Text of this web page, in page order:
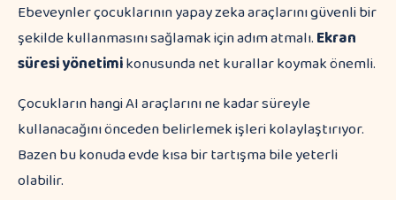
Ebeveynler çocuklarının yapay zeka araçlarını güvenli bir
şekilde kullanmasını sağlamak için adım atmalı.Ekran
süresi yönetimikonusunda net kurallar koymak önemli.
Çocukların hangi AI araçlarını ne kadar süreyle
kullanacağını önceden belirlemek işleri kolaylaştırıyor.
Bazen bu konuda evde kısa bir tartışma bile yeterli
olabilir.